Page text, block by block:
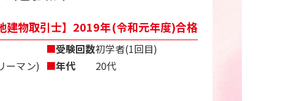
建物取引士】2019年(令和元年度)合格
ーマン)
■受験回数初学者(1回目)
■年代 20代